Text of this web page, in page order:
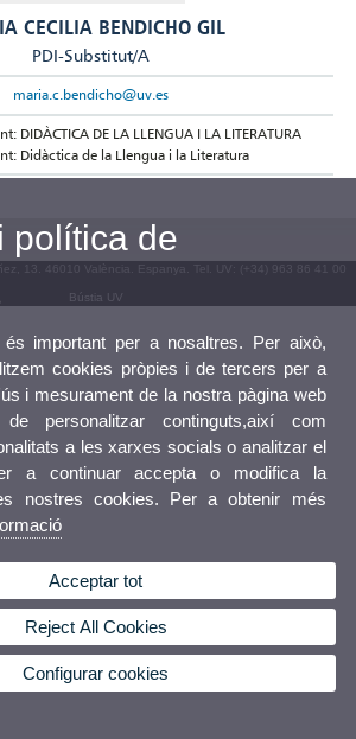
CECILIA BENDICHO GIL
PDI-Substitut/A
maria.c.bendicho@uv.es
DIDÀCTICA DE LA LLENGUA I LA LITERATURA
Didàctica de la Llengua i la Literatura
13. 46010 València. Espanya. Tel. UV: (+34) 963 86 41 00
Bústia UV
política de
important per a nosaltres. Per això,
cookies pròpies i de tercers per a
i mesurament de la nostra pàgina web
personalitzar continguts,així com
a les xarxes socials o analitzar el
a continuar accepta o modifica la
nostres cookies. Per a obtenir més
Acceptar tot
Reject All Cookies
Configurar cookies